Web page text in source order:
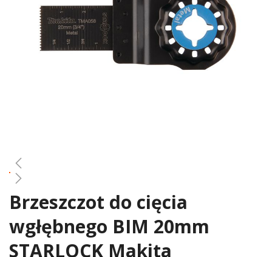
gallery
Skip
the
beginning
Brzeszczot do cięcia
wgłębnego BIM 20mm
STARLOCK Makita